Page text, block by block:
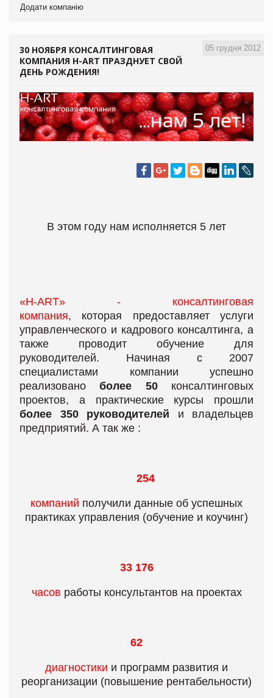
Додати компанію
05 грудня 2012
30 НОЯБРЯ КОНСАЛТИНГОВАЯ
КОМПАНИЯ H-ART ПРАЗДНУЕТ СВОЙ
ДЕНЬ РОЖДЕНИЯ!
В этом году нам исполняется 5 лет
«H-ART» - консалтинговая
компания, которая предоставляет услуги
управленческого и кадрового консалтинга, а
также проводит обучение для
руководителей. Начиная с 2007
специалистами компании успешно
реализовано более 50консалтинговых
проектов, а практические курсы прошли
более 350
руководителей и владельцев
предприятий. А так же :
254
компаний получили данные об успешных
практиках управления (обучение и коучинг)
33 176
часов работы консультантов на проектах
62
диагностики и программ развития и
реорганизации (повышение рентабельности)